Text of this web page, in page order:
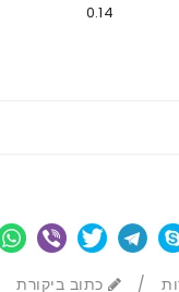
0.14
/ כתוב ביקורת